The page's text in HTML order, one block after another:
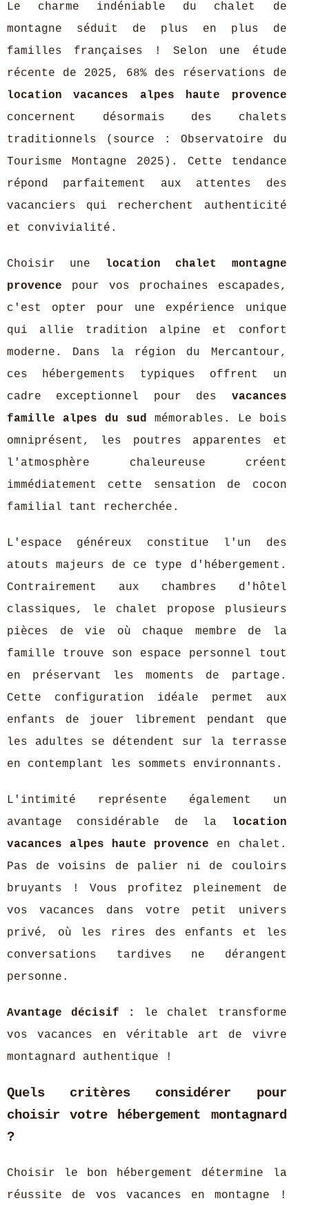
Le charme indéniable du chalet de
montagne séduit de plus en plus de
familles françaises ! Selon une étude
récente de 2025, 68% des réservations de
location vacances alpes haute provence
concernent désormais des chalets
traditionnels (source : Observatoire du
Tourisme Montagne 2025). Cette tendance
répond parfaitement aux attentes des
vacanciers qui recherchent authenticité
et convivialité.
Choisir une
location chalet montagne
provence pour vos prochaines escapades,
c'est opter pour une expérience unique
qui allie tradition alpine et confort
moderne. Dans la région du Mercantour,
ces hébergements typiques offrent un
cadre exceptionnel pour des vacances
famille alpes du sud mémorables. Le bois
omniprésent, les poutres apparentes et
l'atmosphère chaleureuse créent
immédiatement cette sensation de cocon
familial tant recherchée.
L'espace généreux constitue l'un des
atouts majeurs de ce type d'hébergement.
Contrairement aux chambres d'hôtel
classiques, le chalet propose plusieurs
pièces de vie où chaque membre de la
famille trouve son espace personnel tout
en préservant les moments de partage.
Cette configuration idéale permet aux
enfants de jouer librement pendant que
les adultes se détendent sur la terrasse
en contemplant les sommets environnants.
L'intimité représente également un
avantage considérable de la
location
vacances alpes haute provence en chalet.
Pas de voisins de palier ni de couloirs
bruyants ! Vous profitez pleinement de
vos vacances dans votre petit univers
privé, où les rires des enfants et les
conversations tardives ne dérangent
personne.
Avantage décisif :
le chalet transforme
vos vacances en véritable art de vivre
montagnard authentique !
Quels critères considérer pour
choisir votre hébergement montagnard
?
Choisir le bon hébergement détermine la
réussite de vos vacances en montagne !